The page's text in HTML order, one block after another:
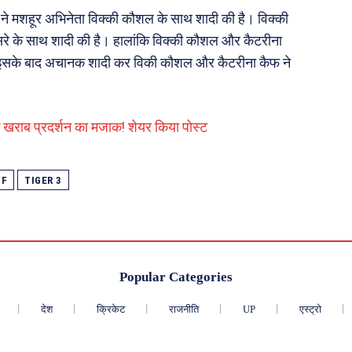
अभिनेता विक्की कौशल के साथ शादी की है। विक्की
साथ शादी की है। हालांकि विक्की कौशल और कैटरीना
बाद अचानक शादी कर विकी कौशल और कैटरीना कैफ ने
प्रदर्शन का मजाक! शेयर किया पोस्ट
TIGER 3
Popular Categories
देश क्रिकेट राजनीति UP एस्ट्रो